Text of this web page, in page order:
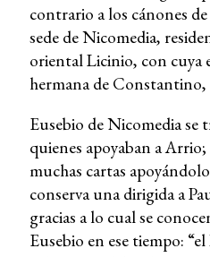
contrario a los cánones
sede de Nicomedia,
oriental Licinio, con cuya
hermana de Constantino,
Eusebio de Nicomedia
quienes apoyaban a
muchas cartas
conserva una dirigida a
gracias a lo cual se
Eusebio en ese tiempo: